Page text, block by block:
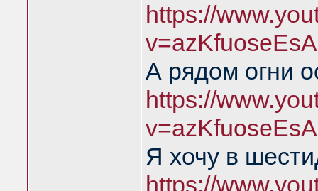
https://
А рядом огни
https://
Я хочу в
https://